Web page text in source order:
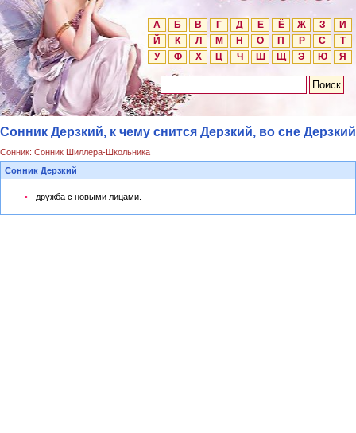
А Б В Г Д Е Ё Ж З
И
Й
К Л М Н О П Р С
Т
У
Ф Х Ц Ч Ш Щ Э Ю Я
Сонник Дерзкий, к чему снится Дерзкий, во сне Дерзкий
Сонник: Сонник Шиллера-Школьника
Сонник Дерзкий
дружба с новыми лицами.